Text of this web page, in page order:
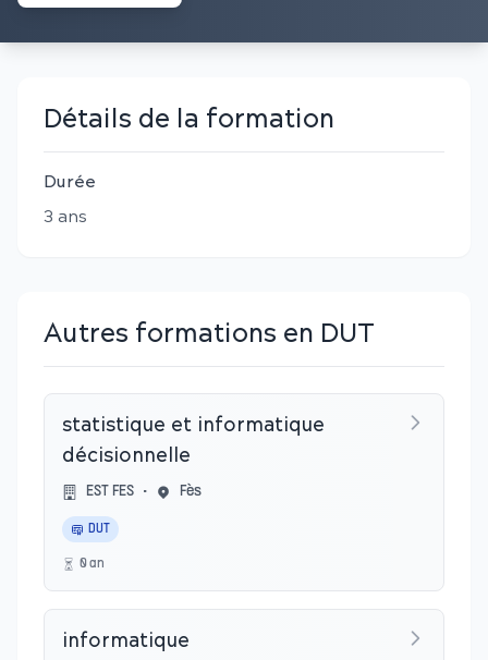
Détails de la formation
Durée
3 ans
Autres formations en DUT
statistique et informatique
décisionnelle
EST FES • Fès
DUT
0an
informatique